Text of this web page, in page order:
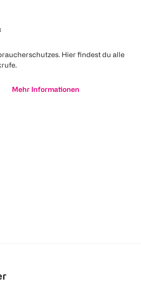
Hier findest du alle
Mehr Informationen